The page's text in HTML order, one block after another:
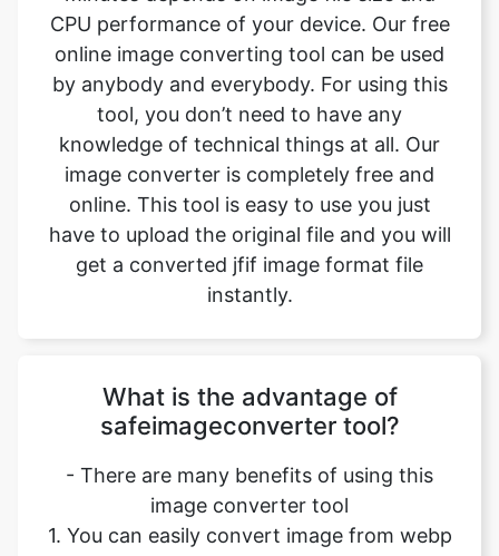
tool, you don’t need to have any
knowledge of technical things at all. Our
image converter is completely free and
online. This tool is easy to use you just
have to upload the original file and you will
get a converted jfif image format file
instantly.
What is the advantage of
image converter tool
1. You can easily convert image from webp
to jfif format.
2. It saves our time and time is a very
important part of our life.